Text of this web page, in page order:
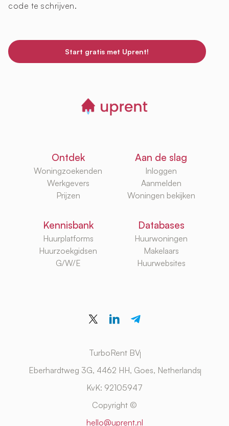
code te schrijven.
Start gratis met Uprent!
Ontdek
Woningzoekenden
Werkgevers
Prijzen
Aan de slag
Inloggen
Aanmelden
Woningen bekijken
Kennisbank
Huurplatforms
Huurzoekgidsen
G/W/E
Databases
Huurwoningen
Makelaars
Huurwebsites
TurboRent BV
Eberhardtweg 3G, 4462 HH, Goes, Netherlands
KvK: 92105947
Copyright ©
hello@uprent.nl